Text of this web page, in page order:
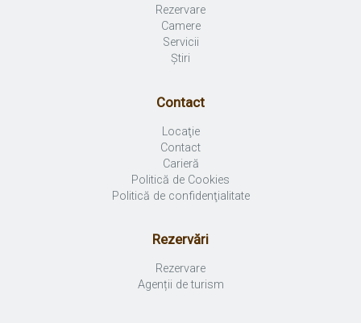
Rezervare
Camere
Servicii
Știri
Contact
Locaţie
Contact
Carieră
Politică de Cookies
Politică de confidenţialitate
Rezervări
Rezervare
Agenții de turism